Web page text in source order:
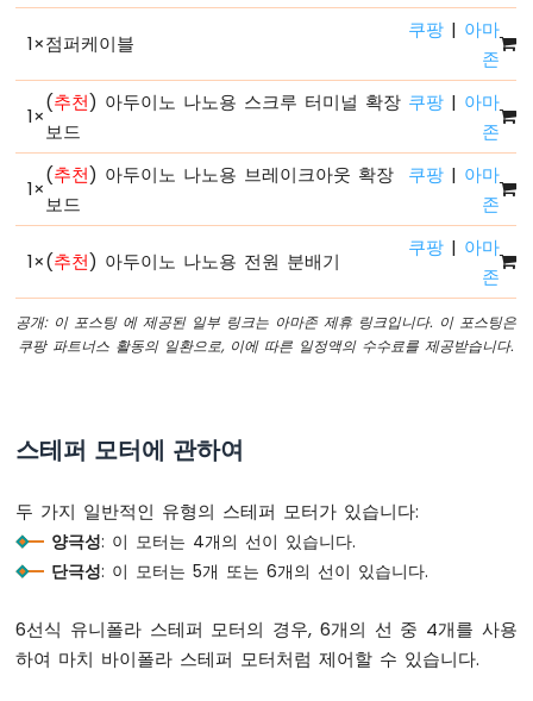
노
리
플
로
아
이
노
나
아
노
나
노
-
딜
1×점퍼케이블
쿠팡 | 아마
존
1×
(추천) 아두이노 나노용 스크루 터미널 확장
보드
쿠팡 | 아마
존
1×
(추천) 아두이노 나노용 브레이크아웃 확장
보드
쿠팡 | 아마
존
1×(추천) 아두이노 나노용 전원 분배기
쿠팡 | 아마
존
공개: 이 포스팅 에 제공된 일부 링크는 아마존 제휴 링크입니다. 이 포스팅은
쿠팡 파트너스 활동의 일환으로, 이에 따른 일정액의 수수료를 제공받습니다.
스테퍼 모터에 관하여
두 가지 일반적인 유형의 스테퍼 모터가 있습니다:
양극성: 이 모터는 4개의 선이 있습니다.
단극성: 이 모터는 5개 또는 6개의 선이 있습니다.
6선식 유니폴라 스테퍼 모터의 경우, 6개의 선 중 4개를 사용
하여 마치 바이폴라 스테퍼 모터처럼 제어할 수 있습니다.